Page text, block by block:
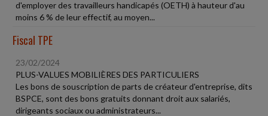
d'employer des travailleurs handicapés (OETH) à hauteur d'au
moins 6 % de leur effectif, au moyen...
Fiscal TPE
23/02/2024
PLUS-VALUES MOBILIÈRES DES PARTICULIERS
Les bons de souscription de parts de créateur d'entreprise, dits
BSPCE, sont des bons gratuits donnant droit aux salariés,
dirigeants sociaux ou administrateurs...